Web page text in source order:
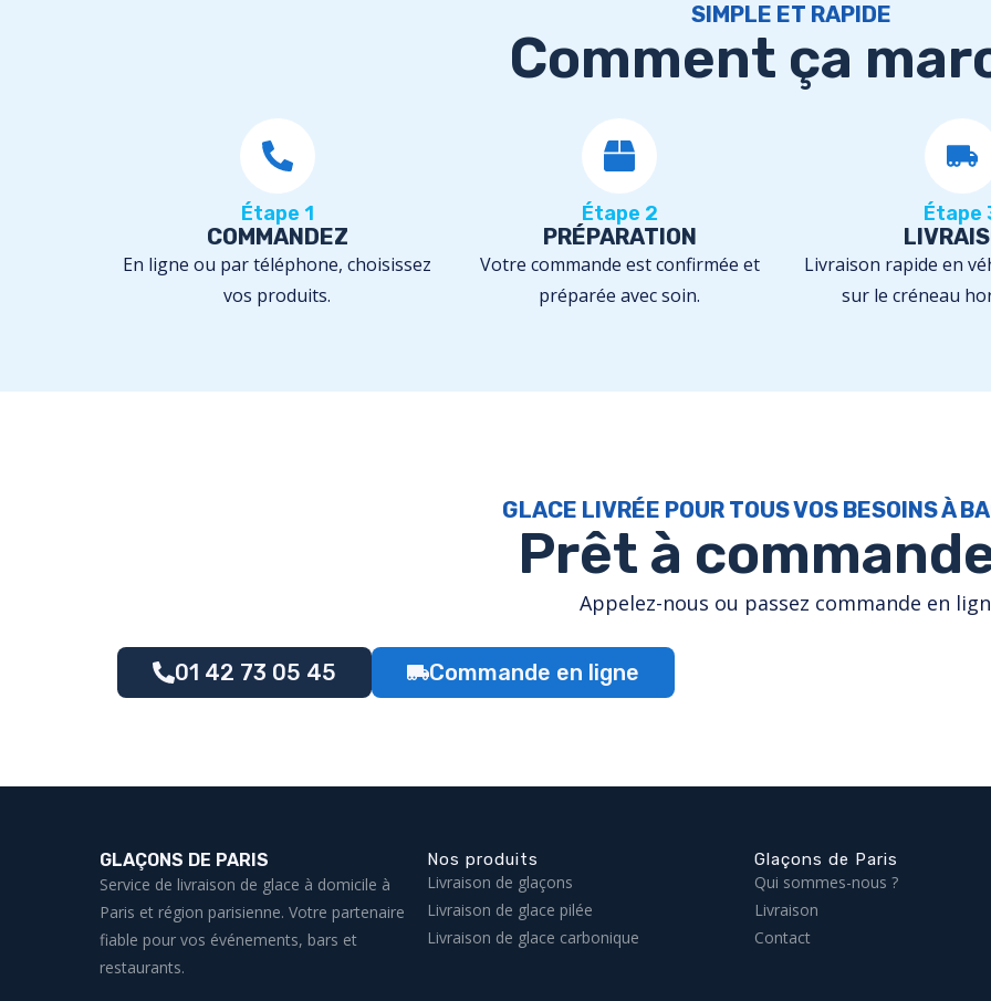
SIMPLE ET RAPIDE
Comment ça
Étape 1
COMMANDEZ
En ligne ou par téléphone, choisissez
vos produits.
Étape 2
PRÉPARATION
Votre commande est confirmée et
préparée avec soin.
Étape
Livraison rapide en
sur le créneau
GLACE LIVRÉE POUR TOUS VOS BESOINS À
Prêt à
Appelez-nous ou passez commande en
01 42 73 05 45 Commande en ligne
GLAÇONS DE PARIS
Service de livraison de glace à domicile à
Paris et région parisienne. Votre partenaire
fiable pour vos événements, bars et
restaurants.
Nos produits
Livraison de glaçons
Livraison de glace pilée
Livraison de glace carbonique
Glaçons de Paris
Qui sommes-nous ?
Livraison
Contact